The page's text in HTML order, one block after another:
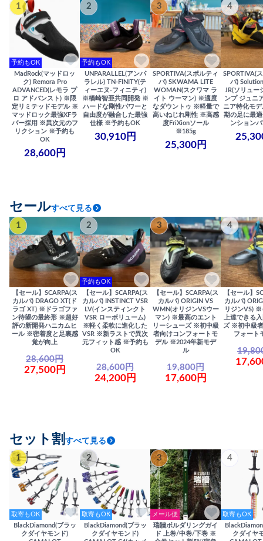
1
予約もOK
MadRock(マッドロッ
ク) Remora Pro
ADVANCED(レモラ プ
ロ アドバンスト) ※限
定リミテッドモデル ※
マッドロック最強XFラ
バー採用 ※異次元のフ
リクション ※予約も
OK
28,600円
2
予約もOK
UNPARALLEL(アンパ
ラレル) TN-FINITY(テ
ィーエヌ-フィニティ)
※楢崎智亜共同開発 ※
ハードな剛性パワーと
自由度が融合した最強
仕様 ※予約もOK
30,910円
3
SPORTIVA(スポルティ
バ) SKWAMA LITE
WOMAN(スクワマ ラ
イト ウーマン) ※適度
なダウントゥ ※軽量で
高いねじれ剛性 ※高感
度FriXionソール
※185g
25,300円
4
SPORTIVA(
バ)
JR(ソリュー
ンプ ジュニ
ニア特化モ
期の足に最
ンション
セールすべて見る
1
【セール】SCARPA(ス
カルパ) DRAGO XT(ド
ラゴ XT) ※ドラゴファ
ン待望の最終形 ※超好
評の新開発ハニカムヒ
ール ※密着度と足裏感
覚が向上
28,600円
27,500円
2
予約もOK
【セール】SCARPA(ス
カルパ) INSTINCT VSR
LV(インスティンクト
VSR ローボリューム)
※軽く柔軟に進化した
VSR ※新ラストで異次
元フィット感 ※予約も
OK
28,600円
24,200円
3
【セール】SCARPA(ス
カルパ) ORIGIN VS
WMN(オリジンVSウー
マン) ※最高のエント
リーシューズ ※初中級
者向けコンフォートモ
デル ※2024年新モデ
ル
19,800円
17,600円
4
【セール】
カルパ)
リジンVS) ※
上達できる
ズ ※初中級
フォート
セット割 すべて見る
1
取寄もOK
BlackDiamond(ブラッ
クダイヤモンド)
2
取寄もOK
BlackDiamond(ブラッ
クダイヤモンド)
3
メール便
瑞牆ボルダリングガイ
ド 上巻/中巻/下巻 ※
4
取寄もOK
クダイヤ